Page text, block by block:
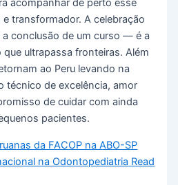
acompanhar de perto esse
transformador. A celebração
conclusão de um curso — é a
ultrapassa fronteiras. Além
ao Peru levando na
técnico de excelência, amor
de cuidar com ainda
pacientes.
da FACOP na ABO-SP
na Odontopediatria Read